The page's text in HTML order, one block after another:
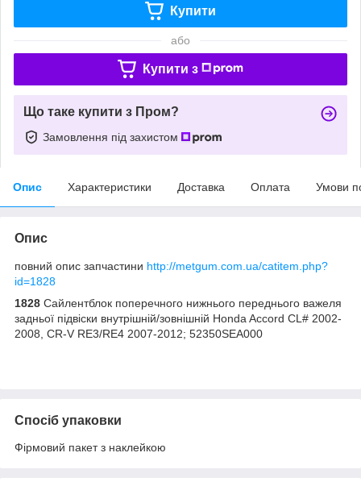
Купити
або
Купити з
Що таке купити з Пром?
Замовлення під захистом
Опис Характеристики Доставка Оплата Умови
Опис
повний опис запчастини http://metgum.com.ua/catitem.php?
id=1828
1828 Сайлентблок поперечного нижнього переднього важеля
задньої підвіски внутрішній/зовнішній Honda Accord CL# 2002-
2008, CR-V RE3/RE4 2007-2012; 52350SEA000
Спосіб упаковки
Фірмовий пакет з наклейкою